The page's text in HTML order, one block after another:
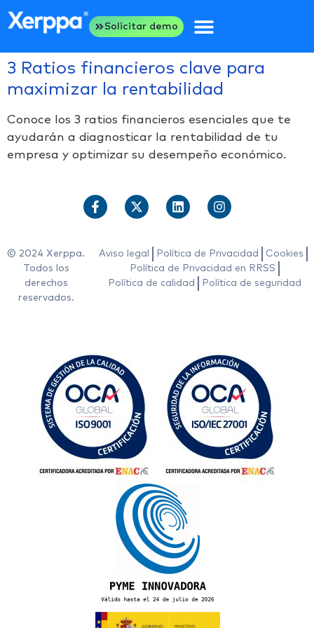
Solicitar demo
3 Ratios financieros clave para
maximizar la rentabilidad
Conoce los 3 ratios financieros esenciales que te
ayudarán a diagnosticar la rentabilidad de tu
empresa y optimizar su desempeño económico.
© 2024 Xerppa.
Todos los
derechos
reservados.
Aviso legal Política de Privacidad
Cookies
Política de Privacidad en RRSS
Política de calidad
Política de seguridad